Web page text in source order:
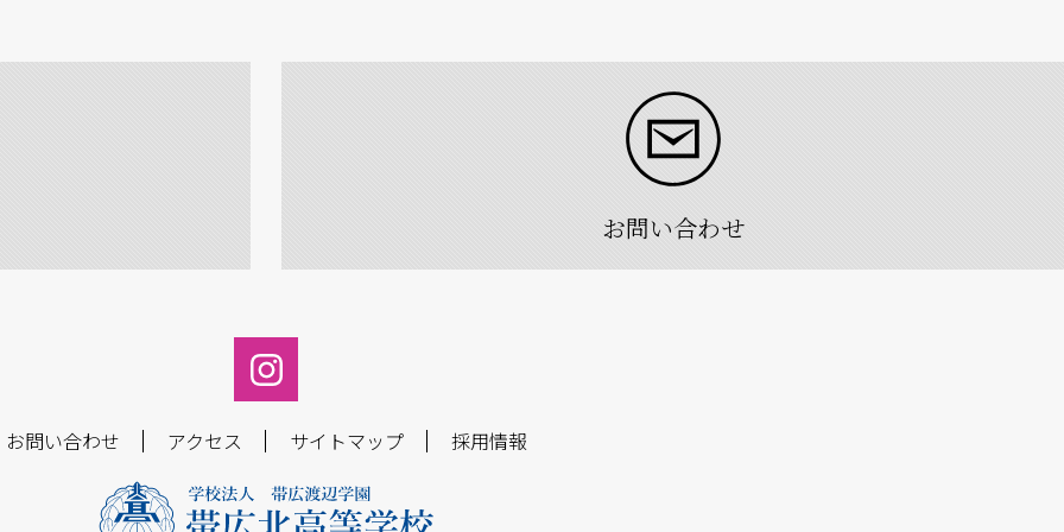
お問い合わせ
お問い合わせ アクセス サイトマップ 採用情報